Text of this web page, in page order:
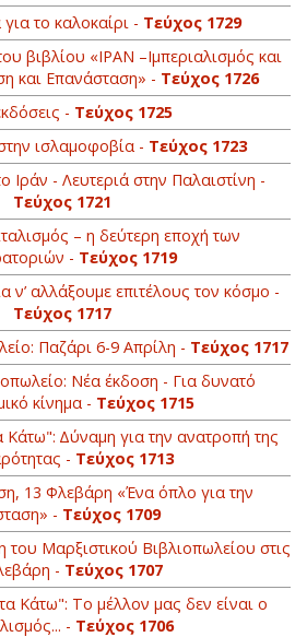
το καλοκαίρι - Τεύχος 1729
βιβλίου «ΙΡΑΝ –Ιμπεριαλισμός και
και Επανάσταση» - Τεύχος 1726
- Τεύχος 1725
ισλαμοφοβία - Τεύχος 1723
Ιράν - Λευτεριά στην Παλαιστίνη -
Τεύχος 1721
– η δεύτερη εποχή των
- Τεύχος 1719
αλλάξουμε επιτέλους τον κόσμο -
Τεύχος 1717
Παζάρι 6-9 Απρίλη - Τεύχος 1717
Νέα έκδοση - Για δυνατό
κίνημα - Τεύχος 1715
Κάτω": Δύναμη για την ανατροπή της
- Τεύχος 1713
13 Φλεβάρη «Ένα όπλο για την
- Τεύχος 1709
Μαρξιστικού Βιβλιοπωλείου στις
- Τεύχος 1707
Κάτω": Το μέλλον μας δεν είναι ο
- Τεύχος 1706